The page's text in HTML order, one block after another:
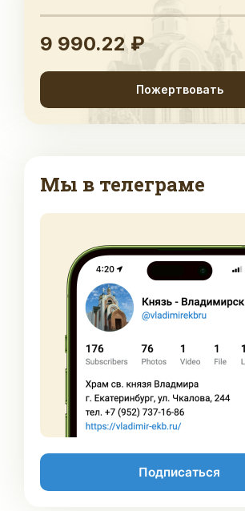
9 990.22 ₽
Пожертвовать
Мы в телеграме
Подписаться